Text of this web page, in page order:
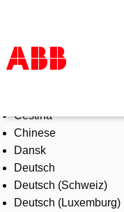
Products & Solutions
Industries
Services
About us
Where to buy
Contact us
Čeština
Chinese
Dansk
Deutsch
Deutsch (Schweiz)
Deutsch (Luxemburg)